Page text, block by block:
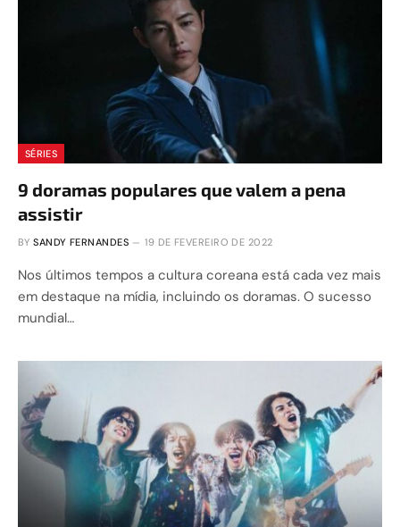
SÉRIES
9 doramas populares que valem a pena
assistir
BY SANDY FERNANDES 19 DE FEVEREIRO DE 2022
Nos últimos tempos a cultura coreana está cada vez mais
em destaque na mídia, incluindo os doramas. O sucesso
mundial…